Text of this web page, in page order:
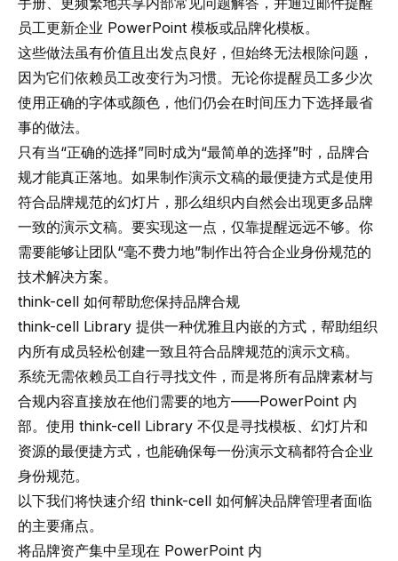
员工更新企业 PowerPoint 模板或品牌化模板。
这些做法虽有价值且出发点良好，但始终无法根除问题，
因为它们依赖员工改变行为习惯。无论你提醒员工多少次
使用正确的字体或颜色，他们仍会在时间压力下选择最省
事的做法。
只有当“正确的选择”同时成为“最简单的选择”时，品牌合
规才能真正落地。如果制作演示文稿的最便捷方式是使用
符合品牌规范的幻灯片，那么组织内自然会出现更多品牌
一致的演示文稿。要实现这一点，仅靠提醒远远不够。你
需要能够让团队“毫不费力地”制作出符合企业身份规范的
技术解决方案。
think-cell 如何帮助您保持品牌合规
think-cell Library 提供一种优雅且内嵌的方式，帮助组织
内所有成员轻松创建一致且符合品牌规范的演示文稿。
系统无需依赖员工自行寻找文件，而是将所有品牌素材与
合规内容直接放在他们需要的地方——PowerPoint 内
部。使用 think-cell Library 不仅是寻找模板、幻灯片和
资源的最便捷方式，也能确保每一份演示文稿都符合企业
身份规范。
以下我们将快速介绍 think-cell 如何解决品牌管理者面临
的主要痛点。
将品牌资产集中呈现在 PowerPoint 内